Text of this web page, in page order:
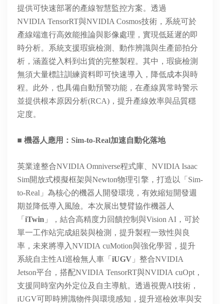
提供可快速部署的產線智慧監控方案。透過
NVIDIA TensorRT與NVIDIA Cosmos技術，系統可於
產線端進行高效能推論與影像處理，實現低延遲的即
時分析。系統支援瑕疵檢測、動作辨識與生產節拍分
析，涵蓋從入料到出貨的完整製程。其中，瑕疵檢測
無須大量標註訓練資料即可快速導入，降低成本與時
程。此外，也具備自動預警功能，在產線異常時警示
並提供根本原因分析(RCA)，提升產線效率與品質穩
定度。
■ 機器人應用 ： Sim-to-Real加速自動化落地
英業達整合NVIDIA Omniverse程式庫、NVIDIA Isaac
Sim開放式模擬框架與Newton物理引擎，打造以「Sim-
to-Real」為核心的機器人開發環境， 有效縮短開發週
期並降低導入風險。本次展出雙臂協作機器人
「 iTwin 」，結合高精度力回饋控制與Vision AI，可於
單一工作站完成組裝與檢測，提升製程一致性與良
率，未來將導入NVIDIA cuMotion與強化學習，提升
系統自主性AI巡檢無人車「 iUGV 」整合NVIDIA
Jetson平台，搭配NVIDIA TensorRT與NVIDIA cuOpt ，
支援同時室內外定位及自主導航。透過視覺AI技術，
iUGV可即時辨識物件與環境感知，提升巡檢效率與安